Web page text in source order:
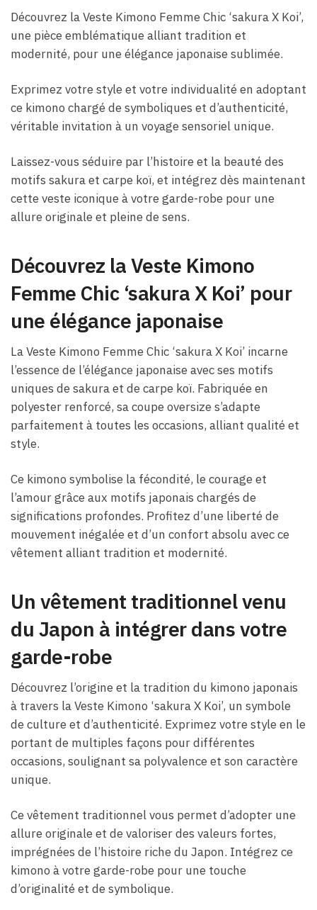
Découvrez la Veste Kimono Femme Chic ‘sakura X Koi’,
une pièce emblématique alliant tradition et
modernité, pour une élégance japonaise sublimée.
Exprimez votre style et votre individualité en adoptant
ce kimono chargé de symboliques et d’authenticité,
véritable invitation à un voyage sensoriel unique.
Laissez-vous séduire par l’histoire et la beauté des
motifs sakura et carpe koï, et intégrez dès maintenant
cette veste iconique à votre garde-robe pour une
allure originale et pleine de sens.
Découvrez la Veste Kimono
Femme Chic ‘sakura X Koi’ pour
une élégance japonaise
La Veste Kimono Femme Chic ‘sakura X Koi’ incarne
l’essence de l’élégance japonaise avec ses motifs
uniques de sakura et de carpe koï. Fabriquée en
polyester renforcé, sa coupe oversize s’adapte
parfaitement à toutes les occasions, alliant qualité et
style.
Ce kimono symbolise la fécondité, le courage et
l’amour grâce aux motifs japonais chargés de
significations profondes. Profitez d’une liberté de
mouvement inégalée et d’un confort absolu avec ce
vêtement alliant tradition et modernité.
Un vêtement traditionnel venu
du Japon à intégrer dans votre
garde-robe
Découvrez l’origine et la tradition du kimono japonais
à travers la Veste Kimono ‘sakura X Koi’, un symbole
de culture et d’authenticité. Exprimez votre style en le
portant de multiples façons pour différentes
occasions, soulignant sa polyvalence et son caractère
unique.
Ce vêtement traditionnel vous permet d’adopter une
allure originale et de valoriser des valeurs fortes,
imprégnées de l’histoire riche du Japon. Intégrez ce
kimono à votre garde-robe pour une touche
d’originalité et de symbolique.